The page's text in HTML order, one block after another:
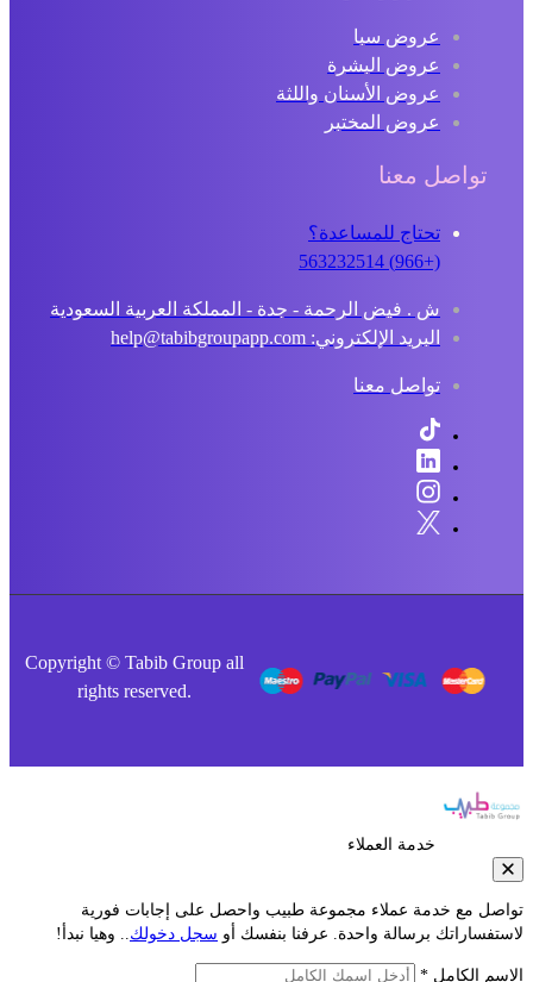
عروض سبا
عروض البشرة
عروض الأسنان واللثة
عروض المختبر
تواصل معنا
تحتاج للمساعدة؟
ش . فيض الرحمة - جدة - المملكة العربية السعودية
البريد الإلكتروني: help@tabibgroupapp.com
تواصل معنا
Copyright © Tabib Group all
rights reserved.
خدمة العملاء
مع خدمة عملاء مجموعة طبيب واحصل على إجابات فورية
برسالة واحدة. عرفنا بنفسك أوسجل دخولك.. وهيا نبدأ!
الكامل *